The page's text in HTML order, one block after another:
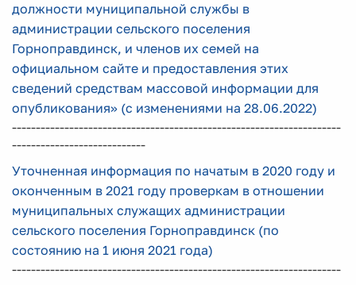
должности муниципальной службы в
администрации сельского поселения
Горноправдинск, и членов их семей на
официальном сайте и предоставления этих
сведений средствам массовой информации для
опубликования» (с изменениями на 28.06.2022)
---------------------------------------------------------------------
----------------------------
Уточненная информация по начатым в 2020 году и
оконченным в 2021 году проверкам в отношении
муниципальных служащих администрации
сельского поселения Горноправдинск (по
состоянию на 1 июня 2021 года)
---------------------------------------------------------------------